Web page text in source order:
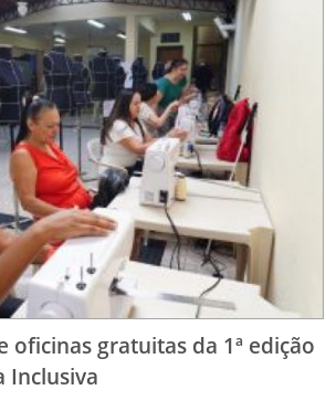
oficinas gratuitas da 1ª edição
Inclusiva